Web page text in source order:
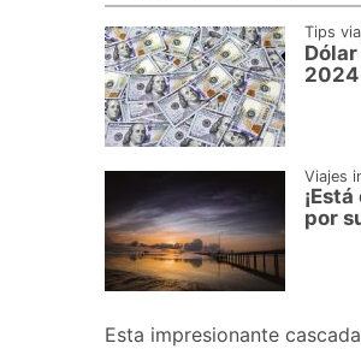
Tips
2024
Viajes
por
Esta impresionante